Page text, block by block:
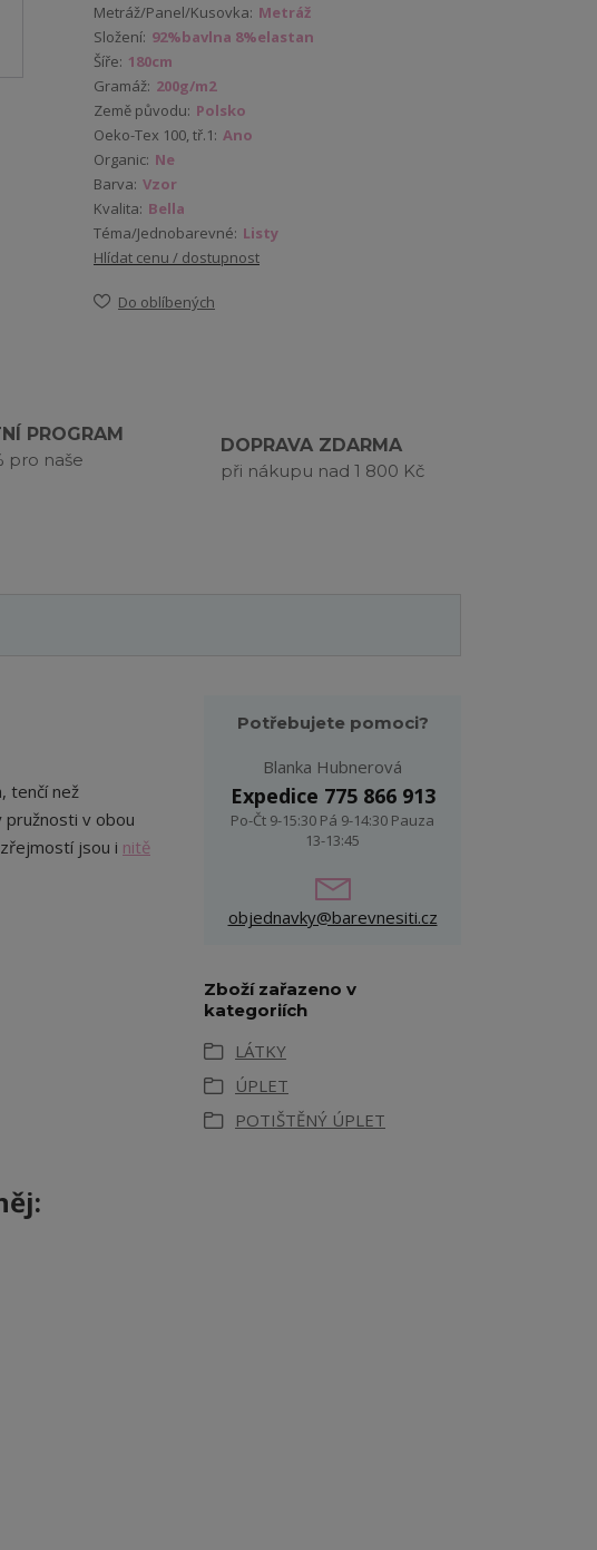
Metráž/Panel/Kusovka: Metráž
Složení: 92%bavlna 8%elastan
Šíře: 180cm
Gramáž: 200g/m2
Země původu: Polsko
Oeko-Tex 100, tř.1: Ano
Organic: Ne
Barva: Vzor
Kvalita: Bella
Téma/Jednobarevné: Listy
Hlídat cenu / dostupnost
Do oblíbených
PROGRAM
pro naše
DOPRAVA ZDARMA
při nákupu nad 1 800 Kč
tenčí než
pružnosti v obou
jsou i nitě
Potřebujete pomoci?
Blanka Hubnerová
Expedice 775 866 913
Po-Čt 9-15:30 Pá 9-14:30 Pauza
13-13:45
objednavky@barevnesiti.cz
Zboží zařazeno v
kategoriích
LÁTKY
ÚPLET
POTIŠTĚNÝ ÚPLET